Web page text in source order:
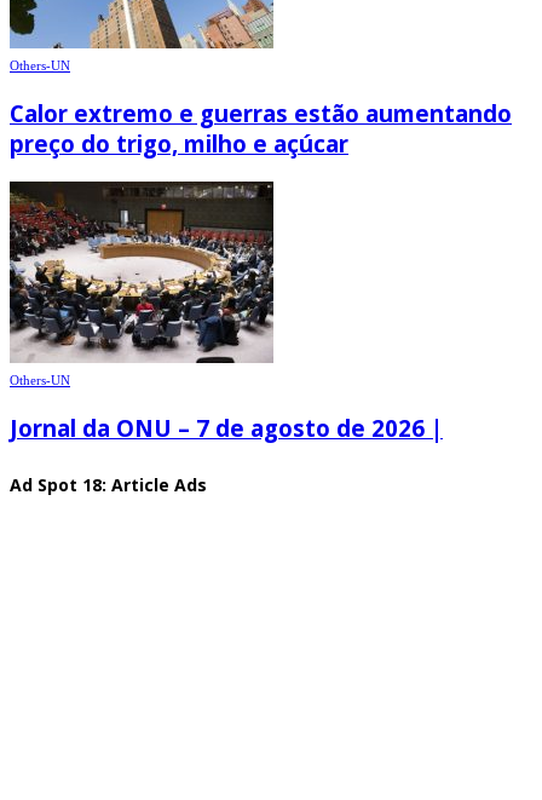
Others-UN
Calor extremo e guerras estão aumentando
preço do trigo, milho e açúcar
Others-UN
Jornal da ONU – 7 de agosto de 2026 |
Ad Spot 18: Article Ads